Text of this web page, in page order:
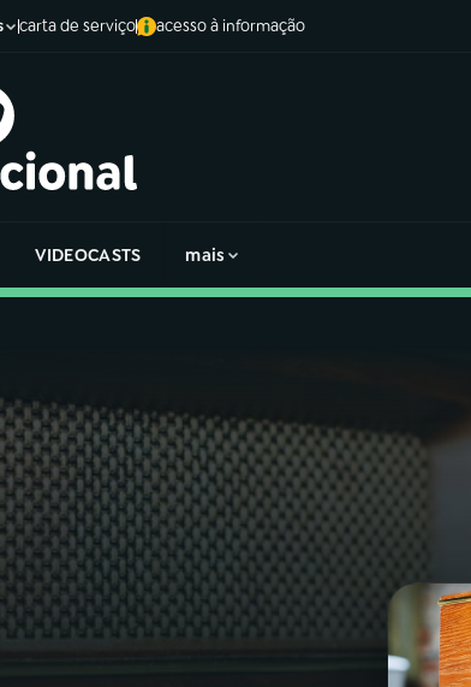
carta de serviço acesso à informação
VIDEOCASTS mais